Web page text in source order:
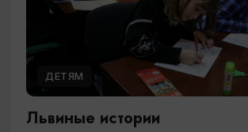
ДЕТЯМ
Львиные истории